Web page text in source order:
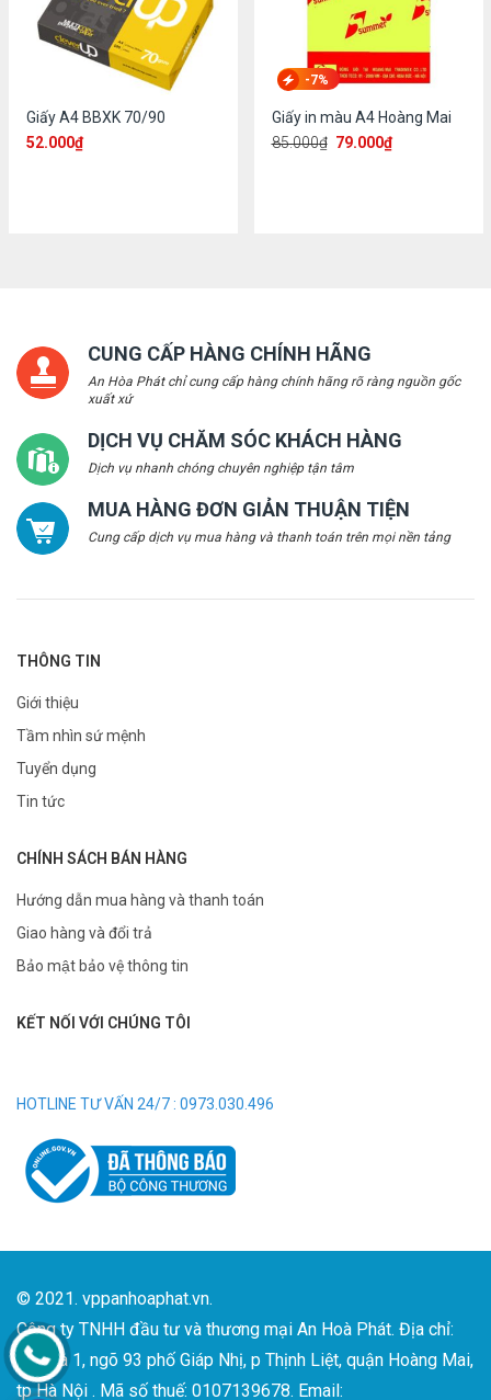
Giấy A4 BBXK 70/90
52.000₫
-7%
Giấy in màu A4 Hoàng Mai
85.000₫ 79.000₫
CUNG CẤP HÀNG CHÍNH HÃNG
An Hòa Phát chỉ cung cấp hàng chính hãng rõ ràng nguồn gốc
xuất xứ
DỊCH VỤ CHĂM SÓC KHÁCH HÀNG
Dịch vụ nhanh chóng chuyên nghiệp tận tâm
MUA HÀNG ĐƠN GIẢN THUẬN TIỆN
Cung cấp dịch vụ mua hàng và thanh toán trên mọi nền tảng
THÔNG TIN
Giới thiệu
Tầm nhìn sứ mệnh
Tuyển dụng
Tin tức
CHÍNH SÁCH BÁN HÀNG
Hướng dẫn mua hàng và thanh toán
Giao hàng và đổi trả
Bảo mật bảo vệ thông tin
KẾT NỐI VỚI CHÚNG TÔI
HOTLINE TƯ VẤN 24/7 : 0973.030.496
© 2021. vppanhoaphat.vn.
Công ty TNHH đầu tư và thương mại An Hoà Phát. Địa chỉ:
Số nhà 1, ngõ 93 phố Giáp Nhị, p Thịnh Liệt, quận Hoàng Mai,
tp Hà Nội . Mã số thuế: 0107139678. Email: